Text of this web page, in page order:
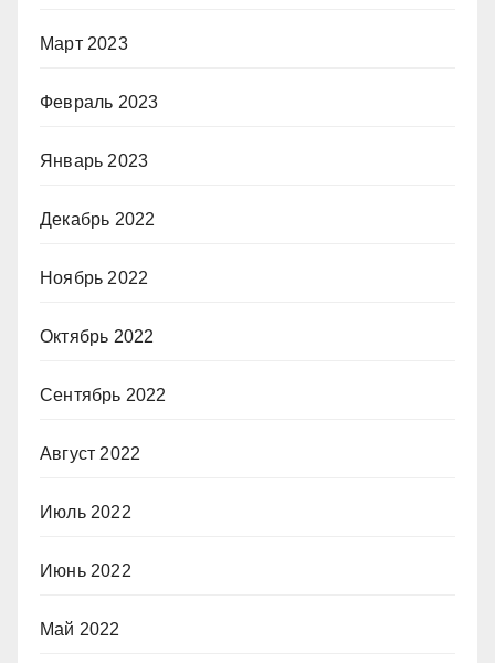
Март 2023
Февраль 2023
Январь 2023
Декабрь 2022
Ноябрь 2022
Октябрь 2022
Сентябрь 2022
Август 2022
Июль 2022
Июнь 2022
Май 2022